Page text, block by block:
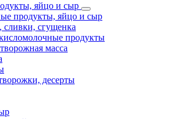
яйцо и сыр
продукты, яйцо и сыр
сливки, сгущенка
продукты
масса
десерты